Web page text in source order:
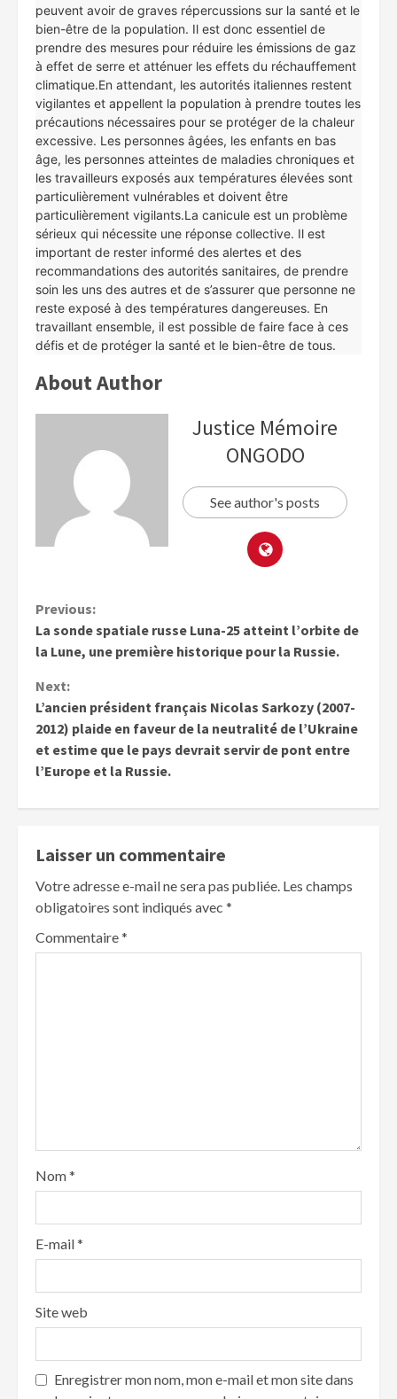
peuvent avoir de graves répercussions sur la santé et le
bien-être de la population. Il est donc essentiel de
prendre des mesures pour réduire les émissions de gaz
à effet de serre et atténuer les effets du réchauffement
climatique.En attendant, les autorités italiennes restent
vigilantes et appellent la population à prendre toutes les
précautions nécessaires pour se protéger de la chaleur
excessive. Les personnes âgées, les enfants en bas
âge, les personnes atteintes de maladies chroniques et
les travailleurs exposés aux températures élevées sont
particulièrement vulnérables et doivent être
particulièrement vigilants.La canicule est un problème
sérieux qui nécessite une réponse collective. Il est
important de rester informé des alertes et des
recommandations des autorités sanitaires, de prendre
soin les uns des autres et de s’assurer que personne ne
reste exposé à des températures dangereuses. En
travaillant ensemble, il est possible de faire face à ces
défis et de protéger la santé et le bien-être de tous.
About Author
Justice Mémoire
ONGODO
See author's posts
Previous:
La sonde spatiale russe Luna-25 atteint l’orbite de
la Lune, une première historique pour la Russie.
Next:
L’ancien président français Nicolas Sarkozy (2007-
2012) plaide en faveur de la neutralité de l’Ukraine
et estime que le pays devrait servir de pont entre
l’Europe et la Russie.
Laisser un commentaire
Votre adresse e-mail ne sera pas publiée. Les champs
obligatoires sont indiqués avec *
Commentaire*
Nom*
E-mail*
Site web
Enregistrer mon nom, mon e-mail et mon site dans